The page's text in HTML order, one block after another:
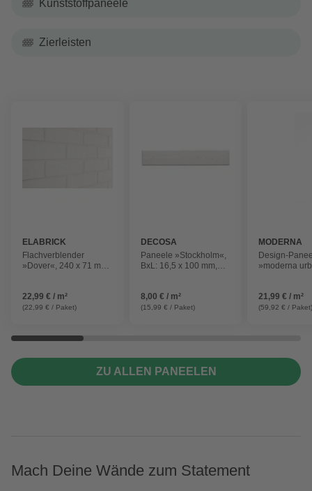
Kunststoffpaneele
Zierleisten
ELABRICK
Flachverblender
»Dover«, 240 x 71 mm,
22,99 € / m²
(22,99 € / Paket)
DECOSA
Paneele »Stockholm«,
BxL: 16,5 x 100 mm,
8,00 € / m²
(15,99 € / Paket)
MODERNA
Design-
»moderna
Mini-Fuge
21,99 € / m²
(59,92 € /
ZU ALLEN PANEELEN
Mach Deine Wände zum Statement